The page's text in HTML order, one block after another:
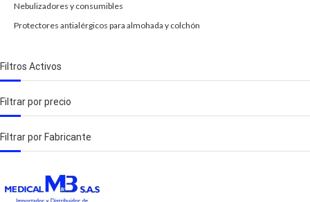
Nebulizadores y consumibles
Protectores antialérgicos para almohada y colchón
Filtros Activos
Filtrar por precio
Filtrar por Fabricante